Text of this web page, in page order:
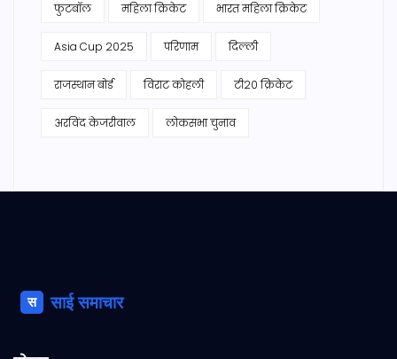
फुटबॉल महिला क्रिकेट भारत महिला क्रिकेट
Asia Cup 2025 परिणाम दिल्ली
राजस्थान बोर्ड विराट कोहली टी20 क्रिकेट
अरविंद केजरीवाल लोकसभा चुनाव